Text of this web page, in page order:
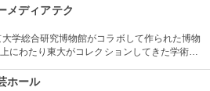
江島や瀬底島、水納島が一望でき、絶景を眺め
メディアテク
学総合研究博物館がコラボして作られた博物
にわたり東大がコレクションしてきた学術コ
ホール